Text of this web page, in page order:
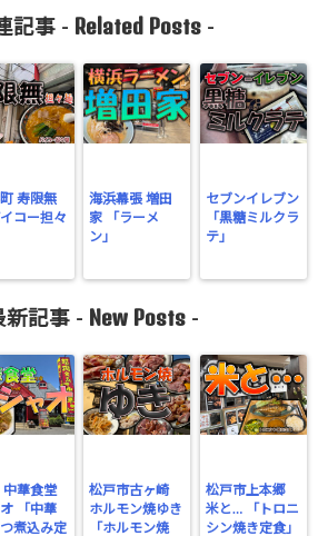
記事 - Related Posts-
寿限無
イコー担々
海浜幕張 増田
家 「ラーメ
ン」
セブンイレブン
「黒糖ミルクラ
テ」
新記事 - New Posts -
中華食堂
「中華
煮込み定
松戸市古ヶ崎
ホルモン焼ゆき
「ホルモン焼
松戸市上本郷
米と… 「トロニ
シン焼き定食」